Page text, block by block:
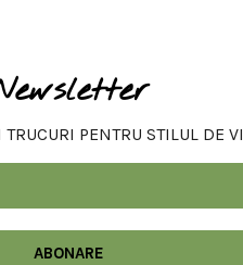
PENTRU STILUL DE